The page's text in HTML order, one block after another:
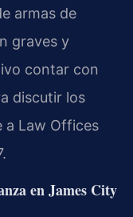
armas de
graves y
contar con
discutir los
a Law Offices
en James City